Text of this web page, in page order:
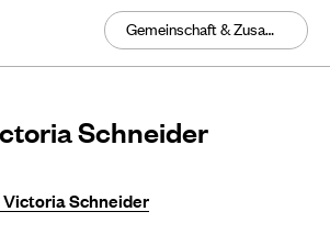
Gemeinschaft & Zusammenhalt
Schneider
Schneider